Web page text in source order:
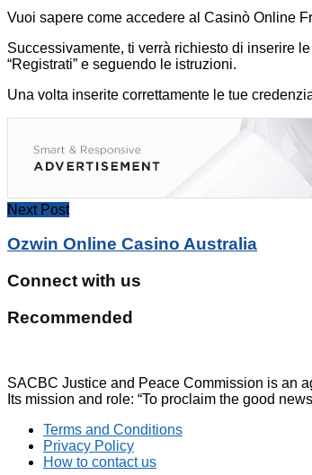
Vuoi sapere come accedere al Casinò Online
Successivamente, ti verrà richiesto di inserire
“Registrati” e seguendo le istruzioni.
Una volta inserite correttamente le tue
Next Post
Ozwin Online Casino Australia
Connect with us
Recommended
SACBC Justice and Peace Commission is an
Its mission and role: “To proclaim the good
Terms and Conditions
Privacy Policy
How to contact us